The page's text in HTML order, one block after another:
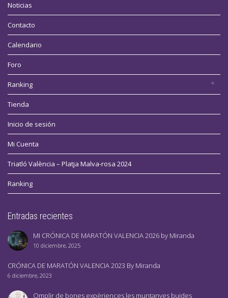
Noticias
Contacto
Calendario
Foro
Ranking
Tienda
Inicio de sesión
Mi Cuenta
Triatló València – Platja Malva-rosa 2024
Ranking
Entradas recientes
MI CRÓNICA DE MARATÓN VALENCIA 2026 by Miranda
10 diciembre, 2025
CRÓNICA DE MARATÓN VALENCIA 2023 By Miranda
6 diciembre, 2023
Omplir de bones expèriences les muntanyes buides